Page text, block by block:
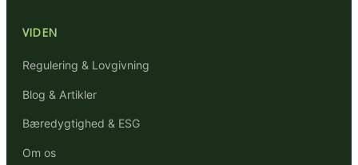
VIDEN
Regulering & Lovgivning
Blog & Artikler
Bæredygtighed & ESG
Om os